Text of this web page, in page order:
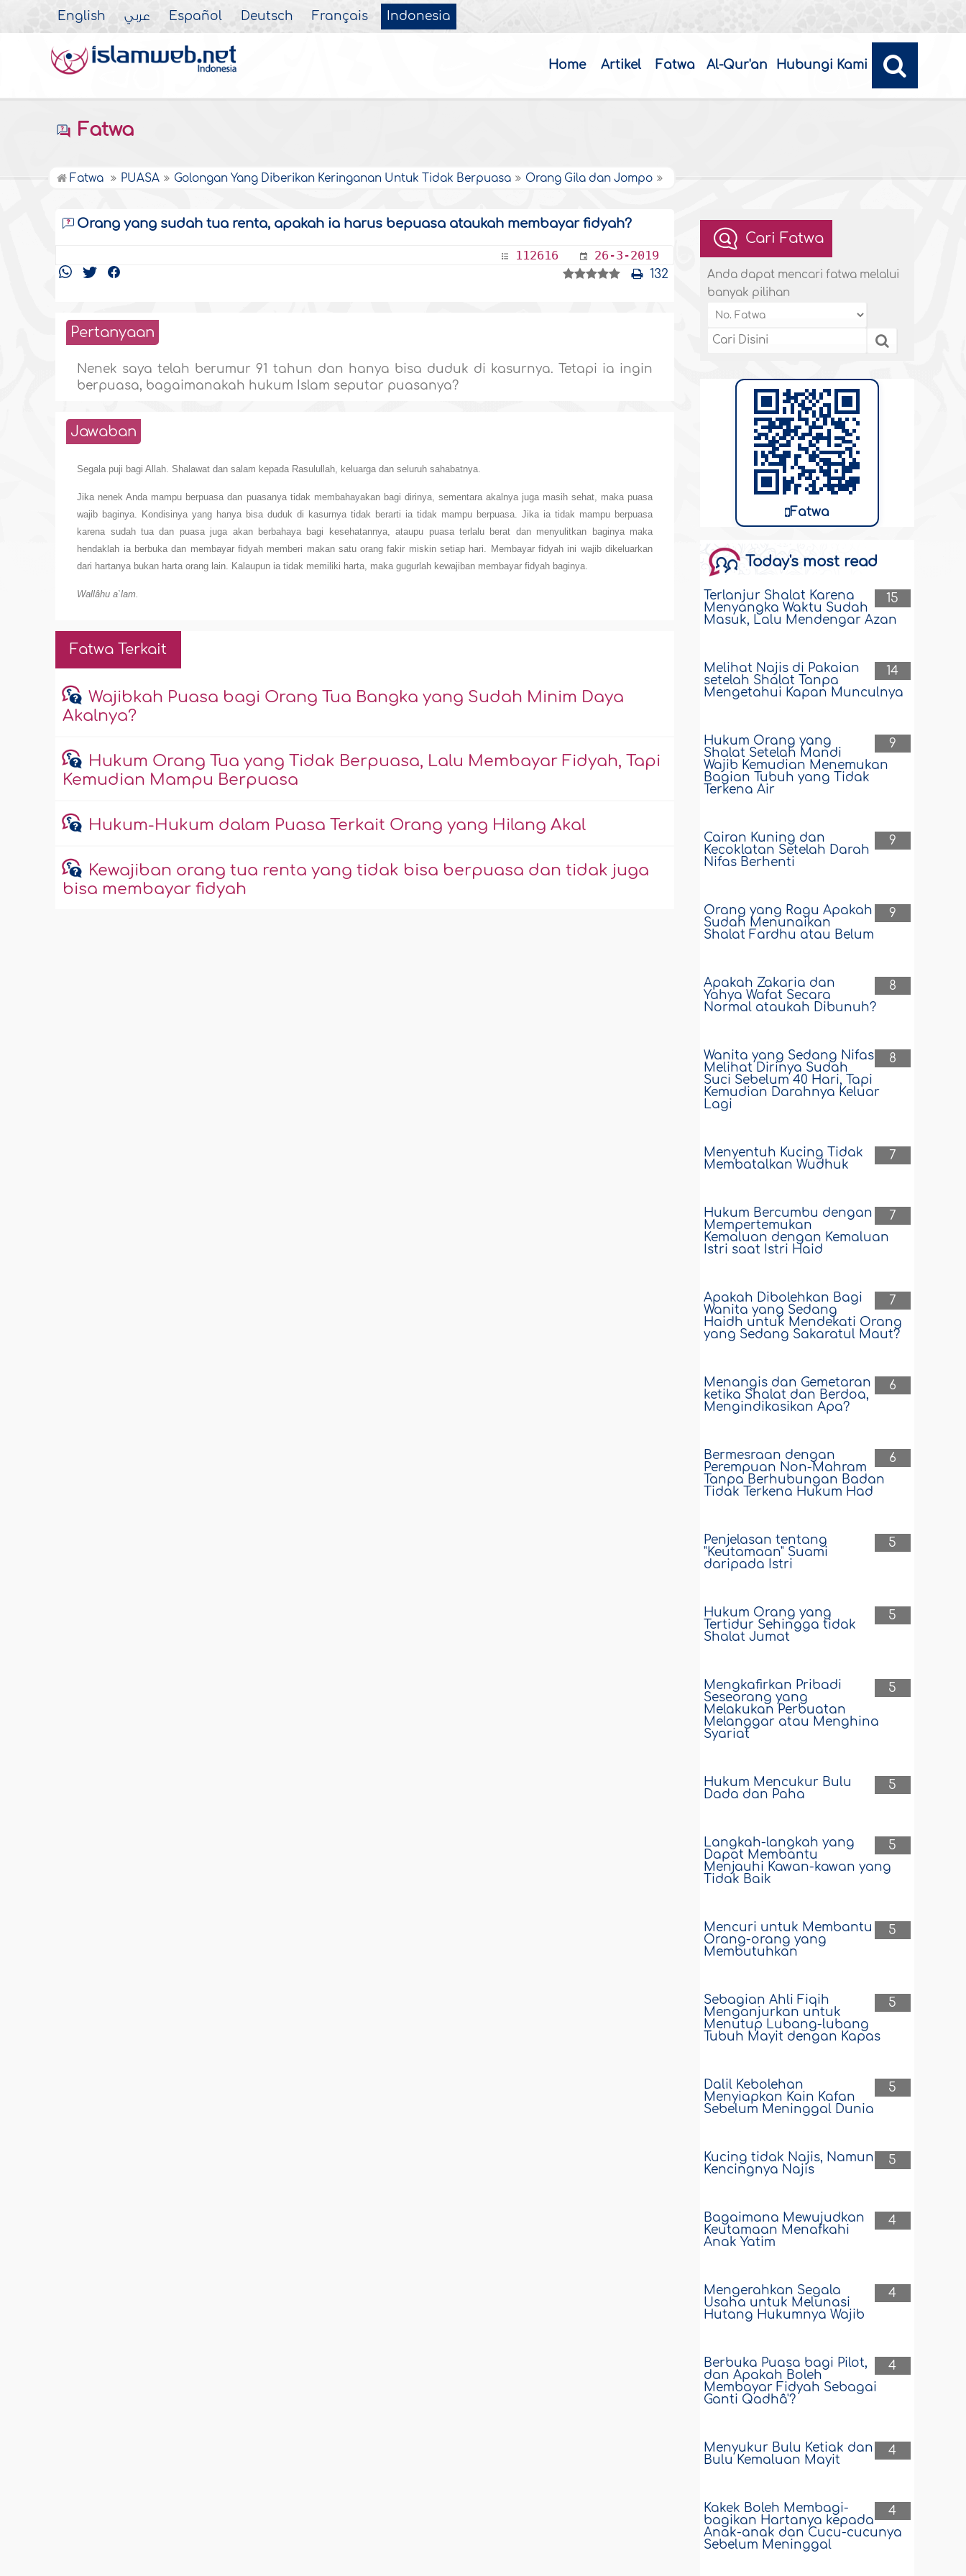
English عربي Español Deutsch Français Indonesia
Home Artikel Fatwa Al-Qur'an Hubungi Kami
Fatwa
Fatwa PUASA Golongan Yang Diberikan Keringanan Untuk Tidak Berpuasa Orang Gila dan Jompo
Orang yang sudah tua renta, apakah ia harus bepuasa ataukah membayar fidyah?
112616 26-3-2019
132
Pertanyaan
Nenek saya telah berumur 91 tahun dan hanya bisa duduk di kasurnya. Tetapi ia ingin
berpuasa, bagaimanakah hukum Islam seputar puasanya?
Jawaban
Segala puji bagi Allah. Shalawat dan salam kepada Rasulullah, keluarga dan seluruh sahabatnya.
Jika nenek Anda mampu berpuasa dan puasanya tidak membahayakan bagi dirinya, sementara akalnya juga masih sehat, maka puasa
wajib baginya. Kondisinya yang hanya bisa duduk di kasurnya tidak berarti ia tidak mampu berpuasa. Jika ia tidak mampu berpuasa
karena sudah tua dan puasa juga akan berbahaya bagi kesehatannya, ataupu puasa terlalu berat dan menyulitkan baginya maka
hendaklah ia berbuka dan membayar fidyah memberi makan satu orang fakir miskin setiap hari. Membayar fidyah ini wajib dikeluarkan
dari hartanya bukan harta orang lain. Kalaupun ia tidak memiliki harta, maka gugurlah kewajiban membayar fidyah baginya.
Wallâhu a`lam.
Fatwa Terkait
Wajibkah Puasa bagi Orang Tua Bangka yang Sudah Minim Daya
Akalnya?
Hukum Orang Tua yang Tidak Berpuasa, Lalu Membayar Fidyah, Tapi
Kemudian Mampu Berpuasa
Hukum-Hukum dalam Puasa Terkait Orang yang Hilang Akal
Kewajiban orang tua renta yang tidak bisa berpuasa dan tidak juga
bisa membayar fidyah
Cari Fatwa
Anda dapat mencari fatwa melalui
banyak pilihan
Fatwa
Today's most read
15
Terlanjur Shalat Karena
Menyangka Waktu Sudah
Masuk, Lalu Mendengar Azan
14
Melihat Najis di Pakaian
setelah Shalat Tanpa
Mengetahui Kapan Munculnya
9
Hukum Orang yang
Shalat Setelah Mandi
Wajib Kemudian Menemukan
Bagian Tubuh yang Tidak
Terkena Air
9
Cairan Kuning dan
Kecoklatan Setelah Darah
Nifas Berhenti
9
Orang yang Ragu Apakah
Sudah Menunaikan
Shalat Fardhu atau Belum
8
Apakah Zakaria dan
Yahya Wafat Secara
Normal ataukah Dibunuh?
8
Wanita yang Sedang Nifas
Melihat Dirinya Sudah
Suci Sebelum 40 Hari, Tapi
Kemudian Darahnya Keluar
Lagi
7
Menyentuh Kucing Tidak
Membatalkan Wudhuk
7
Hukum Bercumbu dengan
Mempertemukan
Kemaluan dengan Kemaluan
Istri saat Istri Haid
7
Apakah Dibolehkan Bagi
Wanita yang Sedang
Haidh untuk Mendekati Orang
yang Sedang Sakaratul Maut?
6
Menangis dan Gemetaran
ketika Shalat dan Berdoa,
Mengindikasikan Apa?
6
Bermesraan dengan
Perempuan Non-Mahram
Tanpa Berhubungan Badan
Tidak Terkena Hukum Had
5
Penjelasan tentang
"Keutamaan" Suami
daripada Istri
5
Hukum Orang yang
Tertidur Sehingga tidak
Shalat Jumat
5
Mengkafirkan Pribadi
Seseorang yang
Melakukan Perbuatan
Melanggar atau Menghina
Syariat
5
Hukum Mencukur Bulu
Dada dan Paha
5
Langkah-langkah yang
Dapat Membantu
Menjauhi Kawan-kawan yang
Tidak Baik
5
Mencuri untuk Membantu
Orang-orang yang
Membutuhkan
5
Sebagian Ahli Fiqih
Menganjurkan untuk
Menutup Lubang-lubang
Tubuh Mayit dengan Kapas
5
Dalil Kebolehan
Menyiapkan Kain Kafan
Sebelum Meninggal Dunia
5
Kucing tidak Najis, Namun
Kencingnya Najis
4
Bagaimana Mewujudkan
Keutamaan Menafkahi
Anak Yatim
4
Mengerahkan Segala
Usaha untuk Melunasi
Hutang Hukumnya Wajib
4
Berbuka Puasa bagi Pilot,
dan Apakah Boleh
Membayar Fidyah Sebagai
Ganti Qadhâ'?
4
Menyukur Bulu Ketiak dan
Bulu Kemaluan Mayit
4
Kakek Boleh Membagi-
bagikan Hartanya kepada
Anak-anak dan Cucu-cucunya
Sebelum Meninggal